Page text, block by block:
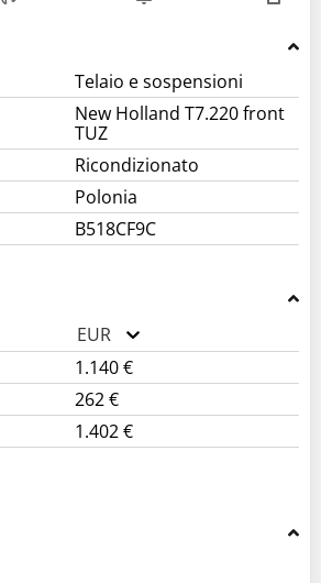
Telaio e sospensioni
New Holland T7.220 front
TUZ
Ricondizionato
Polonia
B518CF9C
EUR
1.140 €
262 €
1.402 €